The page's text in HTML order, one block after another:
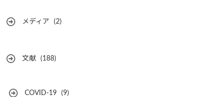
メディア (2)
文献 (188)
COVID-19 (9)